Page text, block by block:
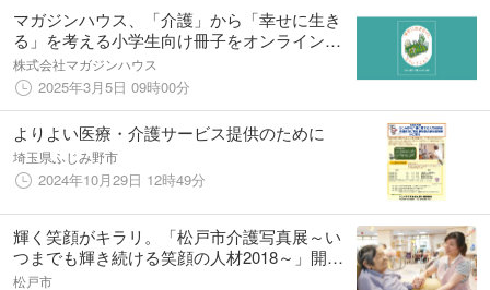
マガジンハウス、「介護」から「幸せに生き
る」を考える小学生向け冊子をオンラインで
無償公開！ 教育・福祉関係者向けのモニター
企画も実施
株式会社マガジンハウス
2025年3月5日 09時00分
よりよい医療・介護サービス提供のために
埼玉県ふじみ野市
2024年10月29日 12時49分
輝く笑顔がキラリ。「松戸市介護写真展～い
つまでも輝き続ける笑顔の人材2018～」開催
中
松戸市